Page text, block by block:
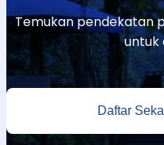
Temukan pendekatan
untuk
Daftar